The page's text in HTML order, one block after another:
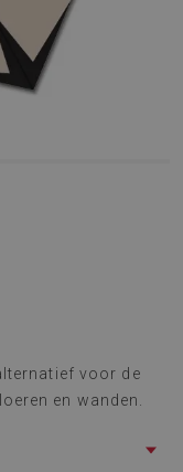
voor de
en wanden.